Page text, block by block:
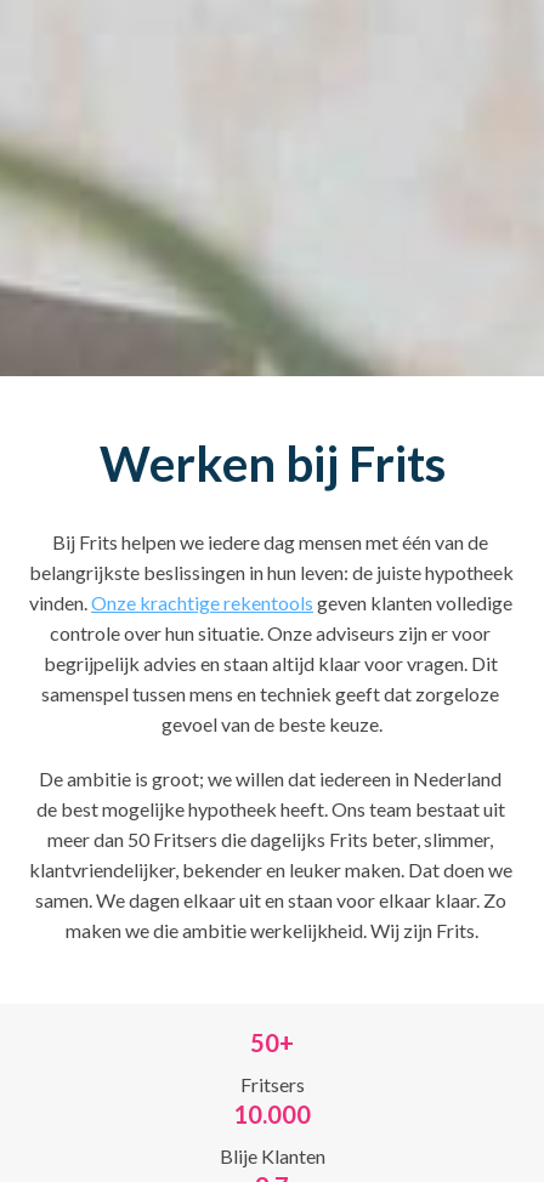
Werken bij Frits
Bij Frits helpen we iedere dag mensen met één van de
belangrijkste beslissingen in hun leven: de juiste hypotheek
vinden. Onze krachtige rekentools geven klanten volledige
controle over hun situatie. Onze adviseurs zijn er voor
begrijpelijk advies en staan altijd klaar voor vragen. Dit
samenspel tussen mens en techniek geeft dat zorgeloze
gevoel van de beste keuze.
De ambitie is groot; we willen dat iedereen in Nederland
de best mogelijke hypotheek heeft. Ons team bestaat uit
meer dan 50 Fritsers die dagelijks Frits beter, slimmer,
klantvriendelijker, bekender en leuker maken. Dat doen we
samen. We dagen elkaar uit en staan voor elkaar klaar. Zo
maken we die ambitie werkelijkheid. Wij zijn Frits.
50+
Fritsers
10.000
Blije Klanten